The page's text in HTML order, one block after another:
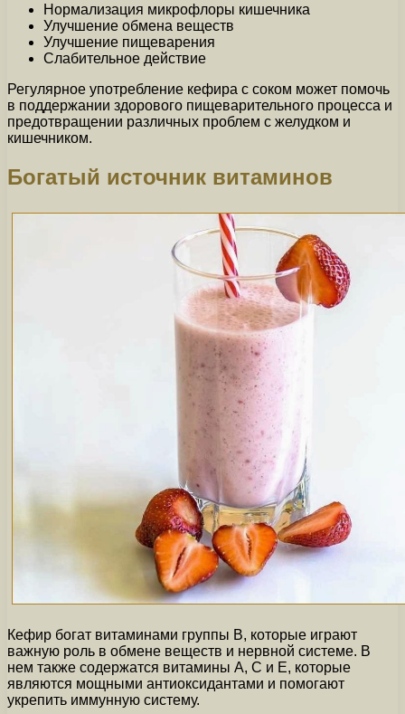
Нормализация микрофлоры кишечника
Улучшение обмена веществ
Улучшение пищеварения
Слабительное действие
Регулярное употребление кефира с соком может помочь
в поддержании здорового пищеварительного процесса и
предотвращении различных проблем с желудком и
кишечником.
Богатый источник витаминов
Кефир богат витаминами группы В, которые играют
важную роль в обмене веществ и нервной системе. В
нем также содержатся витамины А, С и Е, которые
являются мощными антиоксидантами и помогают
укрепить иммунную систему.